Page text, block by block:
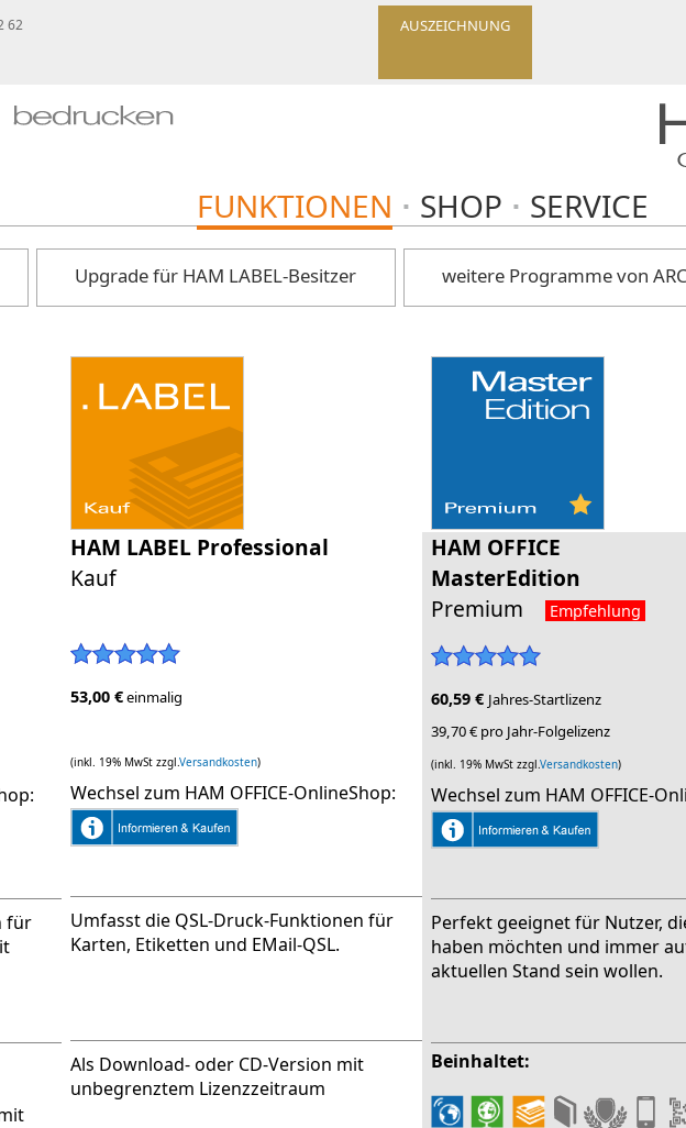
62 AUSZEICHNUNG
FUNKTIONEN SHOP SERVICE
Upgrade für HAM LABEL-Besitzer weitere Programme von
für
HAM LABEL Professional
Kauf
53,00 €einmalig
(inkl. 19% MwSt zzgl. Versandkosten)
Wechsel zum HAM OFFICE-OnlineShop:
Umfasst die QSL-Druck-Funktionen für
Karten, Etiketten und EMail-QSL.
Als Download- oder CD-Version mit
unbegrenztem Lizenzzeitraum
HAM OFFICE
MasterEdition
Premium
Empfehlung
60,59 € Jahres-Startlizenz
39,70 € pro Jahr-Folgelizenz
(inkl. 19% MwSt zzgl. Versandkosten)
Wechsel zum HAM OFFICE-
Perfekt geeignet für Nutzer,
haben möchten und immer
aktuellen Stand sein wollen.
Beinhaltet: